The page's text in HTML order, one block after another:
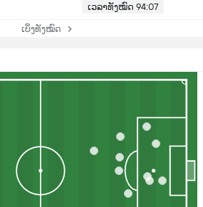
ເວລາທັງໝົດ 94:07
ເບິ່ງທັງໝົດ